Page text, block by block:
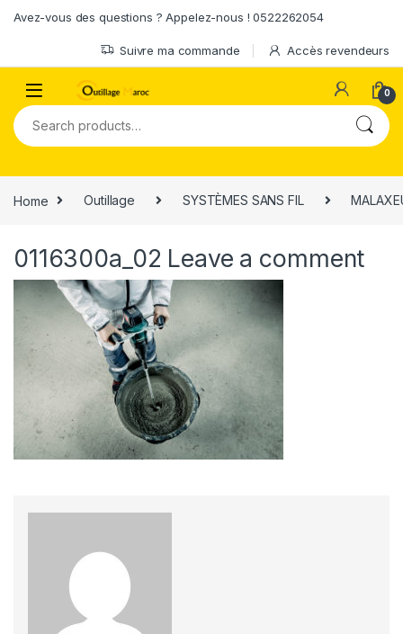
Avez-vous des questions ? Appelez-nous ! 0522262054
Suivre ma commande Accès revendeurs
0
Search for:
Home Outillage SYSTÈMES SANS FIL
0116300a_02 Leave a comment